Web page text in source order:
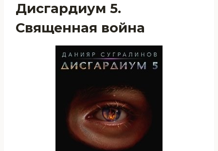
Дисгардиум 5.
Священная война